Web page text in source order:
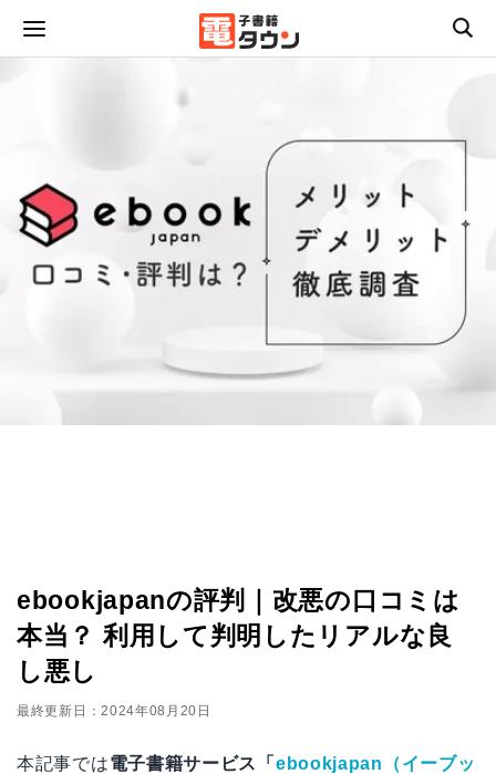
ebookjapanの評判｜改悪の口コミは
本当？ 利用して判明したリアルな良
し悪し
最終更新日：2024年08月20日
本記事では電子書籍サービス「 ebookjapan（イーブッ